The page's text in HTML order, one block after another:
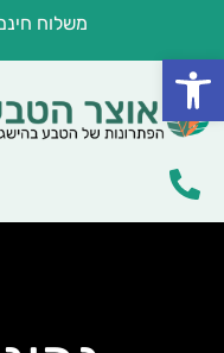
פתח סרגל נגישות
משלוח חינם